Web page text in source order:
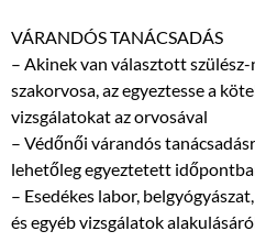
VÁRANDÓS TANÁCSADÁS
– Akinek van választott
szakorvosa, az egyeztesse a
vizsgálatokat az orvosával
– Védőnői várandós
lehetőleg egyeztetett
– Esedékes labor,
és egyéb vizsgálatok